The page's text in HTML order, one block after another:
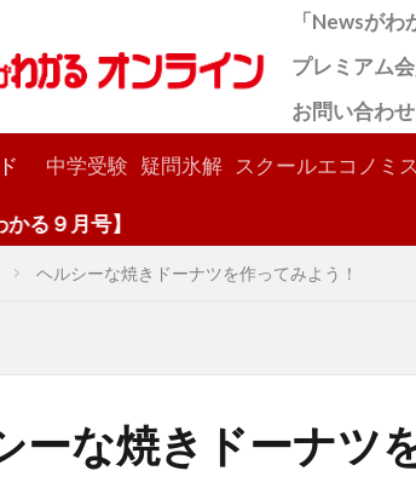
「Newsがわ
プレミアム
お問い合わせ
中学受験 疑問氷解 スクールエコノミ
ヘルシーな焼きドーナツを作ってみよう！
ーな焼きドーナツ